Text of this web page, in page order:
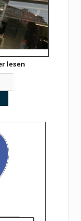
lesen